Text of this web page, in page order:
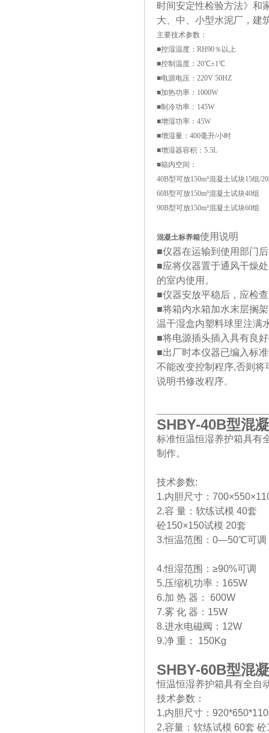
时间安定性检验方法》和
大、中、小型水泥厂，建
主要技术参数：
■控湿温度：RH90％以上
■控制温度：20℃±1℃
■电源电压：220V 50HZ
■加热功率：1000W
■制冷功率：145W
■增湿功率：45W
■增湿量：400毫升/小时
■增湿器容积：5.5L
■箱内空间：
40B型可放150m³混凝土试块15组/
60B型可放150m³混凝土试块40组
90B型可放150m³混凝土试块60组
混凝土标养箱使用说明
■仪器在运输到使用部门
■应将仪器置于通风干燥
的室内使用。
■仪器安放平稳后，应检
■将箱内水箱加水末层搁
温干湿盒内塑料球里注满
■将电源插头插入具有良
■出厂时本仪器已编入标
不能改变控制程序,否则
说明书修改程序。
SHBY-40B型混
标准恒温恒湿养护箱具有
制作。
技术参数:
1.内胆尺寸：
2.容 量：软练试模 40套
砼150×150试模 20套
3.恒温范围：0—50℃可
4.恒湿范围：≥90%可调
5.压缩机功率：165W
6.加 热 器： 600W
7.雾 化 器：15W
8.进水电磁阀：12W
9.净 重： 150Kg
SHBY-60B型混
恒温恒湿养护箱具有全自
技术参数：
1.内胆尺寸：
2.容量：软练试模 60套